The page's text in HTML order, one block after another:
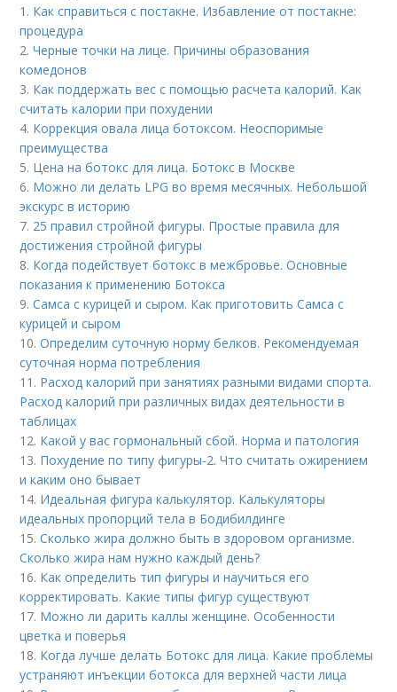
1. Как справиться с постакне. Избавление от постакне:
процедура
2.Черные точки на лице. Причины образования
комедонов
3. Как поддержать вес с помощью расчета калорий. Как
считать калории при похудении
4. Коррекция овала лица ботоксом. Неоспоримые
преимущества
5. Цена на ботокс для лица. Ботокс в Москве
6. Можно ли делать LPG во время месячных. Небольшой
экскурс в историю
7. 25 правил стройной фигуры. Простые правила для
достижения стройной фигуры
8. Когда подействует ботокс в межбровье. Основные
показания к применению Ботокса
9.Самса с курицей и сыром. Как приготовить Самса с
курицей и сыром
10.Определим суточную норму белков. Рекомендуемая
суточная норма потребления
11. Расход калорий при занятиях разными видами спорта.
Расход калорий при различных видах деятельности в
таблицах
12. Какой у вас гормональный сбой. Норма и патология
13. Похудение по типу фигуры-2. Что считать ожирением
и каким оно бывает
14. Идеальная фигура калькулятор. Калькуляторы
идеальных пропорций тела в Бодибилдинге
15.Сколько жира должно быть в здоровом организме.
Сколько жира нам нужно каждый день?
16. Как определить тип фигуры и научиться его
корректировать. Какие типы фигур существуют
17. Можно ли дарить каллы женщине. Особенности
цветка и поверья
18. Когда лучше делать Ботокс для лица. Какие проблемы
устраняют инъекции ботокса для верхней части лица